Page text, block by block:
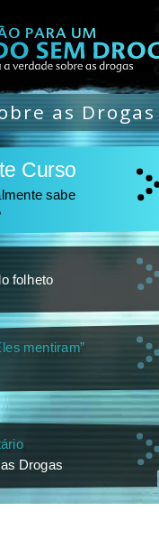
as Drogas
Curso
sabe
folheto
mentiram”
Drogas